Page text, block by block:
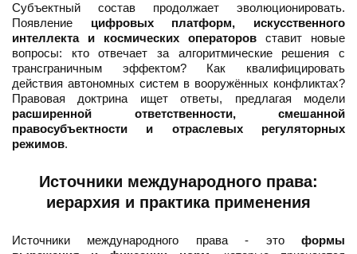
Субъектный состав продолжает эволюционировать.
Появление цифровых платформ, искусственного
интеллекта и космических операторов ставит новые
вопросы: кто отвечает за алгоритмические решения с
трансграничным эффектом? Как квалифицировать
действия автономных систем в вооружённых конфликтах?
Правовая доктрина ищет ответы, предлагая модели
расширенной ответственности, смешанной
правосубъектности и отраслевых регуляторных
режимов.
Источники международного права:
иерархия и практика применения
Источники международного права - это формы